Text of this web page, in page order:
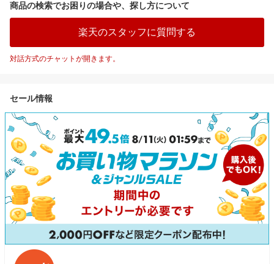
商品の検索でお困りの場合や、探し方について
楽天のスタッフに質問する
対話方式のチャットが開きます。
セール情報